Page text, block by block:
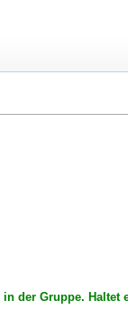
der Gruppe.